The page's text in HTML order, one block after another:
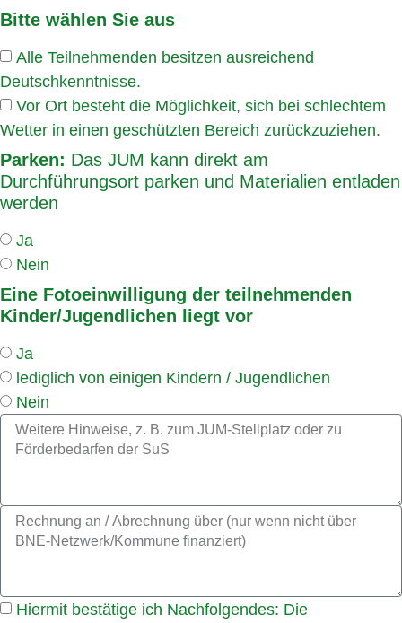
Bitte wählen Sie aus
Alle Teilnehmenden besitzen ausreichend
Deutschkenntnisse.
Vor Ort besteht die Möglichkeit, sich bei schlechtem
Wetter in einen geschützten Bereich zurückzuziehen.
Parken: Das JUM kann direkt am
Durchführungsort parken und Materialien entladen
werden
Ja
Nein
Eine Fotoeinwilligung der teilnehmenden
Kinder/Jugendlichen liegt vor
Ja
lediglich von einigen Kindern / Jugendlichen
Nein
Hiermit bestätige ich Nachfolgendes: Die